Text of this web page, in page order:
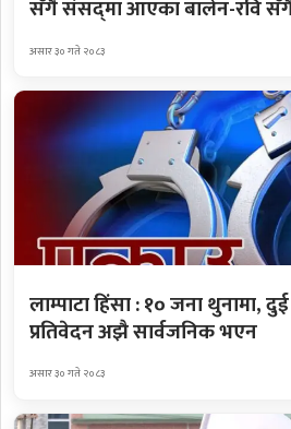
सँगै संसद्‌मा आएका बालेन-रवि सँगै
असार ३० गते २०८३
लाम्पाटा हिंसा : १० जना थुनामा,
प्रतिवेदन अझै सार्वजनिक भएन
असार ३० गते २०८३